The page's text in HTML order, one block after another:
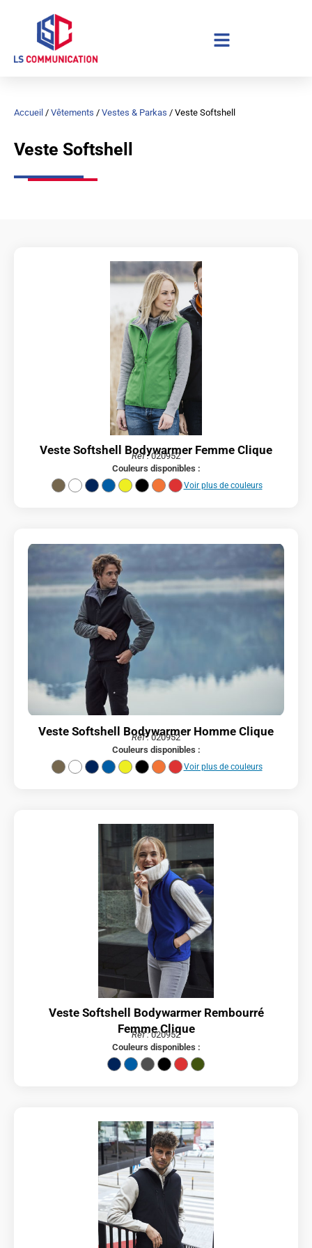
contenu
Accueil / Vêtements / Vestes & Parkas / Veste Softshell
Veste Softshell
Veste Softshell Bodywarmer Femme Clique
Réf :020952
Couleurs disponibles :
Voir plus de couleurs
Veste Softshell Bodywarmer Homme Clique
Réf :020952
Couleurs disponibles :
Voir plus de couleurs
Veste Softshell Bodywarmer Rembourré
Femme Clique
Réf :020952
Couleurs disponibles :